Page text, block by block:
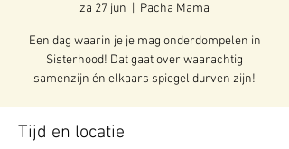
za 27 jun Pacha Mama
Een dag waarin je je mag onderdompelen in
Sisterhood! Dat gaat over waarachtig
samenzijn én elkaars spiegel durven zijn!
Tijd en locatie